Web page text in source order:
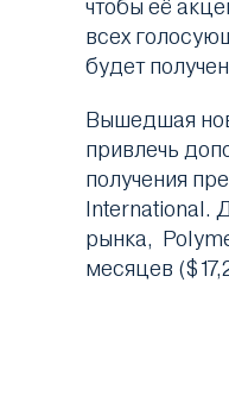
чтобы её
всех
будет
Вышедшая
привлечь
получения
International.
рынка,
месяцев